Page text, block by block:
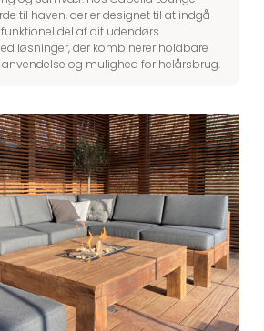
til haven, der er designet til at indgå
del af dit udendørs
løsninger, der kombinerer holdbare
og mulighed for helårsbrug.